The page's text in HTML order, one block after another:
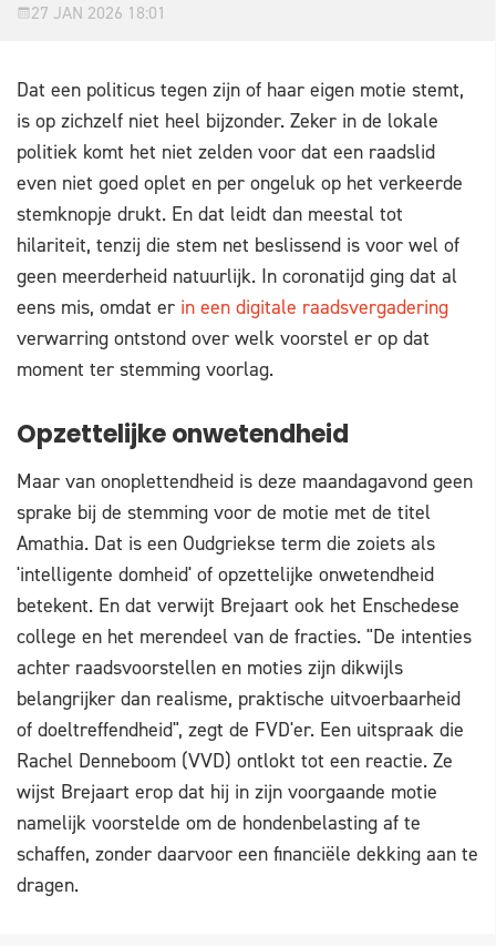
27 JAN 2026 18:01
Dat een politicus tegen zijn of haar eigen motie stemt,
is op zichzelf niet heel bijzonder. Zeker in de lokale
politiek komt het niet zelden voor dat een raadslid
even niet goed oplet en per ongeluk op het verkeerde
stemknopje drukt. En dat leidt dan meestal tot
hilariteit, tenzij die stem net beslissend is voor wel of
geen meerderheid natuurlijk. In coronatijd ging dat al
eens mis, omdat er in een digitale raadsvergadering
verwarring ontstond over welk voorstel er op dat
moment ter stemming voorlag.
Opzettelijke onwetendheid
Maar van onoplettendheid is deze maandagavond geen
sprake bij de stemming voor de motie met de titel
Amathia. Dat is een Oudgriekse term die zoiets als
'intelligente domheid' of opzettelijke onwetendheid
betekent. En dat verwijt Brejaart ook het Enschedese
college en het merendeel van de fracties. "De intenties
achter raadsvoorstellen en moties zijn dikwijls
belangrijker dan realisme, praktische uitvoerbaarheid
of doeltreffendheid", zegt de FVD'er. Een uitspraak die
Rachel Denneboom (VVD) ontlokt tot een reactie. Ze
wijst Brejaart erop dat hij in zijn voorgaande motie
namelijk voorstelde om de hondenbelasting af te
schaffen, zonder daarvoor een financiële dekking aan te
dragen.